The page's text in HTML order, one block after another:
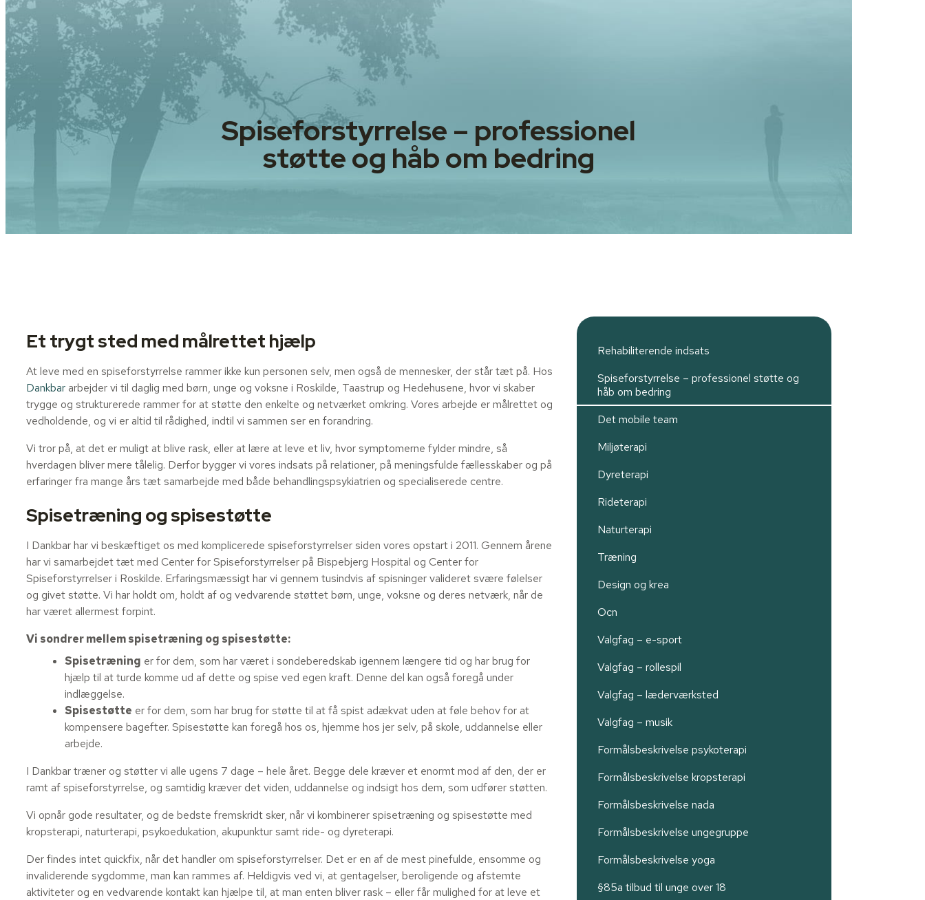
Spiseforstyrrelse – professionel
støtte og håb om bedring
Et trygt sted med målrettet hjælp
At leve med en spiseforstyrrelse rammer ikke kun personen selv, men også de mennesker, der står tæt på. Hos
Dankbararbejder vi til daglig med børn, unge og voksne i Roskilde, Taastrup og Hedehusene, hvor vi skaber
trygge og strukturerede rammer for at støtte den enkelte og netværket omkring. Vores arbejde er målrettet og
vedholdende, og vi er altid til rådighed, indtil vi sammen ser en forandring.
Vi tror på, at det er muligt at blive rask, eller at lære at leve et liv, hvor symptomerne fylder mindre, så
hverdagen bliver mere tålelig. Derfor bygger vi vores indsats på relationer, på meningsfulde fællesskaber og på
erfaringer fra mange års tæt samarbejde med både behandlingspsykiatrien og specialiserede centre.
Spisetræning og spisestøtte
I Dankbar har vi beskæftiget os med komplicerede spiseforstyrrelser siden vores opstart i 2011. Gennem årene
har vi samarbejdet tæt med Center for Spiseforstyrrelser på Bispebjerg Hospital og Center for
Spiseforstyrrelser i Roskilde. Erfaringsmæssigt har vi gennem tusindvis af spisninger valideret svære følelser
og givet støtte. Vi har holdt om, holdt af og vedvarende støttet børn, unge, voksne og deres netværk, når de
har været allermest forpint.
Vi sondrer mellem spisetræning og spisestøtte:
Spisetræning er for dem, som har været i sondeberedskab igennem længere tid og har brug for
hjælp til at turde komme ud af dette og spise ved egen kraft. Denne del kan også foregå under
indlæggelse.
Spisestøtte er for dem, som har brug for støtte til at få spist adækvat uden at føle behov for at
kompensere bagefter. Spisestøtte kan foregå hos os, hjemme hos jer selv, på skole, uddannelse eller
arbejde.
I Dankbar træner og støtter vi alle ugens 7 dage – hele året. Begge dele kræver et enormt mod af den, der er
ramt af spiseforstyrrelse, og samtidig kræver det viden, uddannelse og indsigt hos dem, som udfører støtten.
Vi opnår gode resultater, og de bedste fremskridt sker, når vi kombinerer spisetræning og spisestøtte med
kropsterapi, naturterapi, psykoedukation, akupunktur samt ride- og dyreterapi.
Der findes intet quickfix, når det handler om spiseforstyrrelser. Det er en af de mest pinefulde, ensomme og
invaliderende sygdomme, man kan rammes af. Heldigvis ved vi, at gentagelser, beroligende og afstemte
aktiviteter og en vedvarende kontakt kan hjælpe til, at man enten bliver rask – eller får mulighed for at leve et
Rehabiliterende indsats
Spiseforstyrrelse – professionel støtte og
håb om bedring
Det mobile team
Miljøterapi
Dyreterapi
Rideterapi
Naturterapi
Træning
Design og krea
Ocn
Valgfag – e-sport
Valgfag – rollespil
Valgfag – læderværksted
Valgfag – musik
Formålsbeskrivelse psykoterapi
Formålsbeskrivelse kropsterapi
Formålsbeskrivelse nada
Formålsbeskrivelse ungegruppe
Formålsbeskrivelse yoga
§85a tilbud til unge over 18